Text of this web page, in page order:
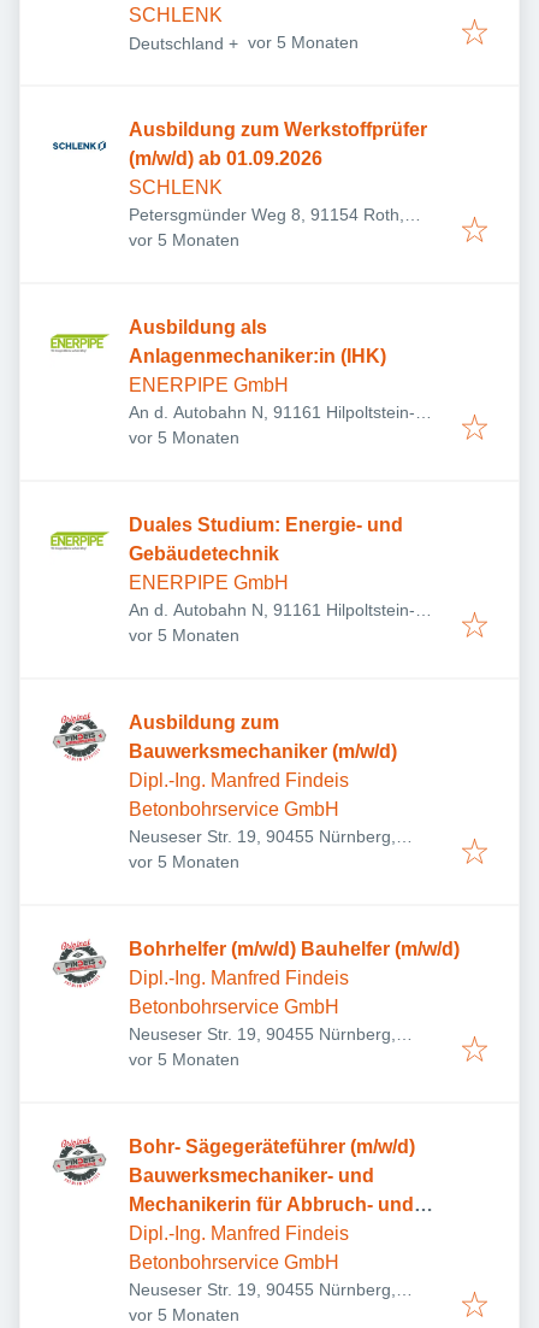
SCHLENK
Deutschland + Veröffentlicht:
vor 5 Monaten
Ausbildung zum Werkstoffprüfer
(m/w/d) ab 01.09.2026
SCHLENK
Petersgmünder Weg 8, 91154 Roth,
Deutschland
Veröffentlicht:
vor 5 Monaten
Ausbildung als
Anlagenmechaniker:in (IHK)
ENERPIPE GmbH
An d. Autobahn N, 91161 Hilpoltstein-
Jahrsdorf, Deutschland
Veröffentlicht:
vor 5 Monaten
Duales Studium: Energie- und
Gebäudetechnik
ENERPIPE GmbH
An d. Autobahn N, 91161 Hilpoltstein-
Jahrsdorf, Deutschland
Veröffentlicht:
vor 5 Monaten
Ausbildung zum
Bauwerksmechaniker (m/w/d)
Dipl.-Ing. Manfred Findeis
Betonbohrservice GmbH
Neuseser Str. 19, 90455 Nürnberg,
Deutschland
Veröffentlicht:
vor 5 Monaten
Bohrhelfer (m/w/d) Bauhelfer (m/w/d)
Dipl.-Ing. Manfred Findeis
Betonbohrservice GmbH
Neuseser Str. 19, 90455 Nürnberg,
Deutschland
Veröffentlicht:
vor 5 Monaten
Bohr- Sägegeräteführer (m/w/d)
Bauwerksmechaniker- und
Mechanikerin für Abbruch- und
Betontrenntechnik
Dipl.-Ing. Manfred Findeis
Betonbohrservice GmbH
Neuseser Str. 19, 90455 Nürnberg,
Deutschland
Veröffentlicht:
vor 5 Monaten